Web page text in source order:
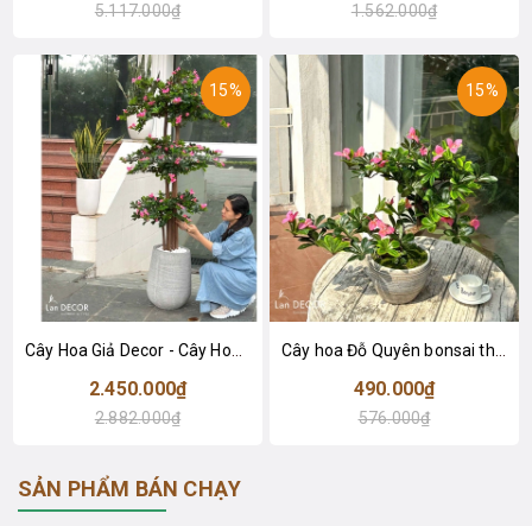
5.117.000₫ 1.562.000₫
15%
Cây Hoa Giả Decor - Cây Hoa Đỗ Quyên Thiết Kế Không Gian Đẹp (180cm)- CC1048
2.450.000₫
2.882.000₫
15%
Cây hoa Đỗ Quyên bonsai thiết kế Lan Decor (55cm)- CC987
490.000₫
576.000₫
SẢN PHẨM BÁN CHẠY